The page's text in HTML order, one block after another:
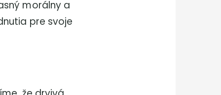
morálny a
pre svoje